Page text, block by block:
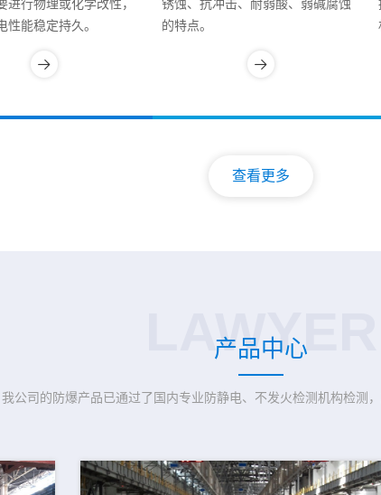
进行物理或化学改性，
性能稳定持久。
锈蚀、抗冲击、耐弱酸、弱碱腐蚀
的特点。
查看更多
LAWYER
产品中心
我公司的防爆产品已通过了国内专业防静电、不发火检测机构检测